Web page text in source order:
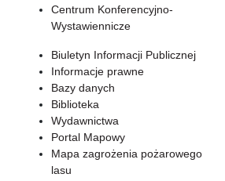
Centrum Konferencyjno-
Wystawiennicze
Biuletyn Informacji Publicznej
Informacje prawne
Bazy danych
Biblioteka
Wydawnictwa
Portal Mapowy
Mapa zagrożenia pożarowego
lasu